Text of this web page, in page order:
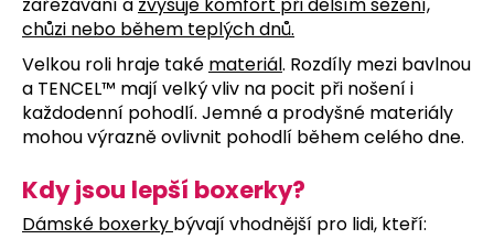
chůzi nebo během teplých dnů.
Velkou roli hraje také materiál. Rozdíly mezi bavlnou
a TENCEL™ mají velký vliv na pocit při nošení i
každodenní pohodlí. Jemné a prodyšné materiály
mohou výrazně ovlivnit pohodlí během celého dne.
Kdy jsou lepší boxerky?
Dámské boxerky bývají vhodnější pro lidi, kteří: